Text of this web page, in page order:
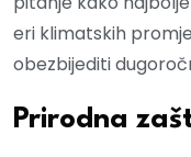
eri klimatskih
obezbijediti
Prirodna